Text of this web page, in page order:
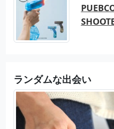
ランダムな出会い